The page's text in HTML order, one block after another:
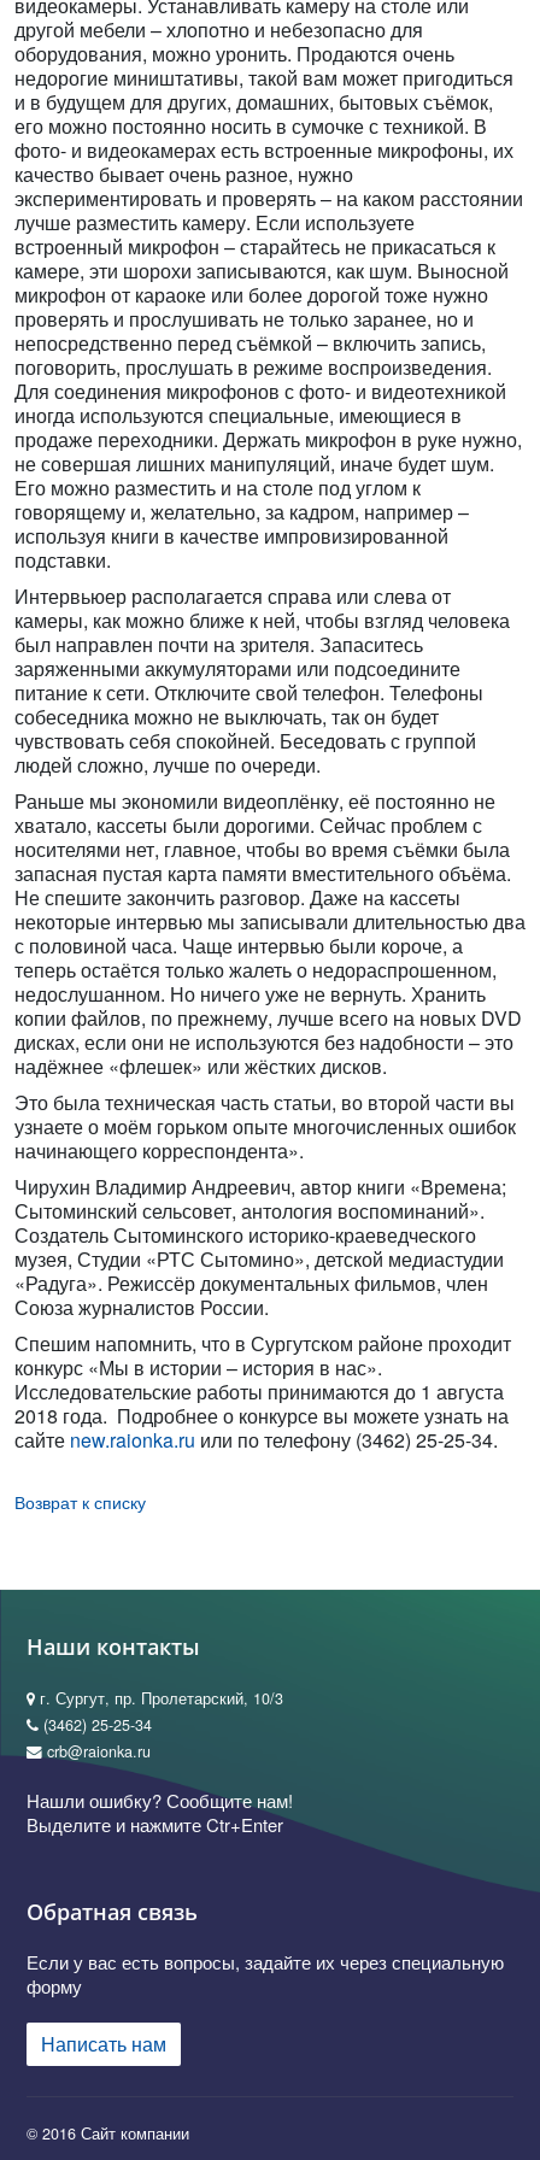
другой мебели – хлопотно и небезопасно для
оборудования, можно уронить. Продаются очень
недорогие миништативы, такой вам может пригодиться
и в будущем для других, домашних, бытовых съёмок,
его можно постоянно носить в сумочке с техникой. В
фото- и видеокамерах есть встроенные микрофоны, их
качество бывает очень разное, нужно
экспериментировать и проверять – на каком расстоянии
лучше разместить камеру. Если используете
встроенный микрофон – старайтесь не прикасаться к
камере, эти шорохи записываются, как шум. Выносной
микрофон от караоке или более дорогой тоже нужно
проверять и прослушивать не только заранее, но и
непосредственно перед съёмкой – включить запись,
поговорить, прослушать в режиме воспроизведения.
Для соединения микрофонов с фото- и видеотехникой
иногда используются специальные, имеющиеся в
продаже переходники. Держать микрофон в руке нужно,
не совершая лишних манипуляций, иначе будет шум.
Его можно разместить и на столе под углом к
говорящему и, желательно, за кадром, например –
используя книги в качестве импровизированной
подставки.
Интервьюер располагается справа или слева от
камеры, как можно ближе к ней, чтобы взгляд человека
был направлен почти на зрителя. Запаситесь
заряженными аккумуляторами или подсоедините
питание к сети. Отключите свой телефон. Телефоны
собеседника можно не выключать, так он будет
чувствовать себя спокойней. Беседовать с группой
людей сложно, лучше по очереди.
Раньше мы экономили видеоплёнку, её постоянно не
хватало, кассеты были дорогими. Сейчас проблем с
носителями нет, главное, чтобы во время съёмки была
запасная пустая карта памяти вместительного объёма.
Не спешите закончить разговор. Даже на кассеты
некоторые интервью мы записывали длительностью два
с половиной часа. Чаще интервью были короче, а
теперь остаётся только жалеть о недораспрошенном,
недослушанном. Но ничего уже не вернуть. Хранить
копии файлов, по прежнему, лучше всего на новых DVD
дисках, если они не используются без надобности – это
надёжнее «флешек» или жёстких дисков.
Это была техническая часть статьи, во второй части вы
узнаете о моём горьком опыте многочисленных ошибок
начинающего корреспондента».
Чирухин Владимир Андреевич, автор книги «Времена;
Сытоминский сельсовет, антология воспоминаний».
Создатель Сытоминского историко-краеведческого
музея, Студии «РТС Сытомино», детской медиастудии
«Радуга». Режиссёр документальных фильмов, член
Союза журналистов России.
Спешим напомнить, что в Сургутском районе проходит
конкурс «Мы в истории – история в нас».
Исследовательские работы принимаются до 1 августа
2018 года. Подробнее о конкурсе вы можете узнать на
сайте new.raionka.ru или по телефону (3462) 25-25-34.
Возврат к списку
Наши контакты
г. Сургут, пр. Пролетарский, 10/3
(3462) 25-25-34
crb@raionka.ru
Нашли ошибку? Сообщите нам!
Выделите и нажмите Ctr+Enter
Обратная связь
Если у вас есть вопросы, задайте их через специальную
форму
Написать нам
© 2016 Сайт компании